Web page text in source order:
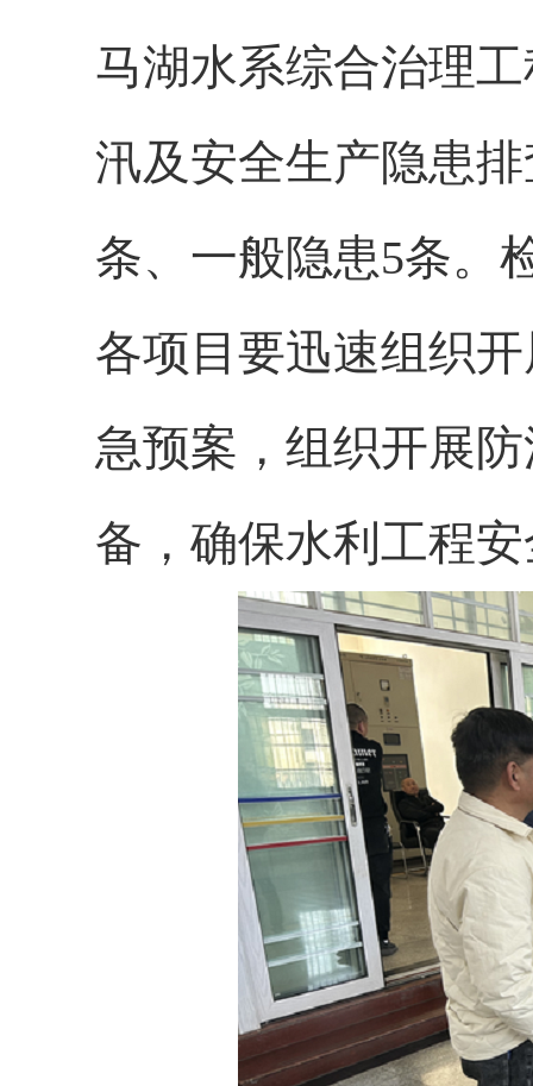
马湖水系综合治理
汛及安全生产隐患
条、一般隐患5条。
各项目要迅速组织
急预案，组织开展
备，确保水利工程